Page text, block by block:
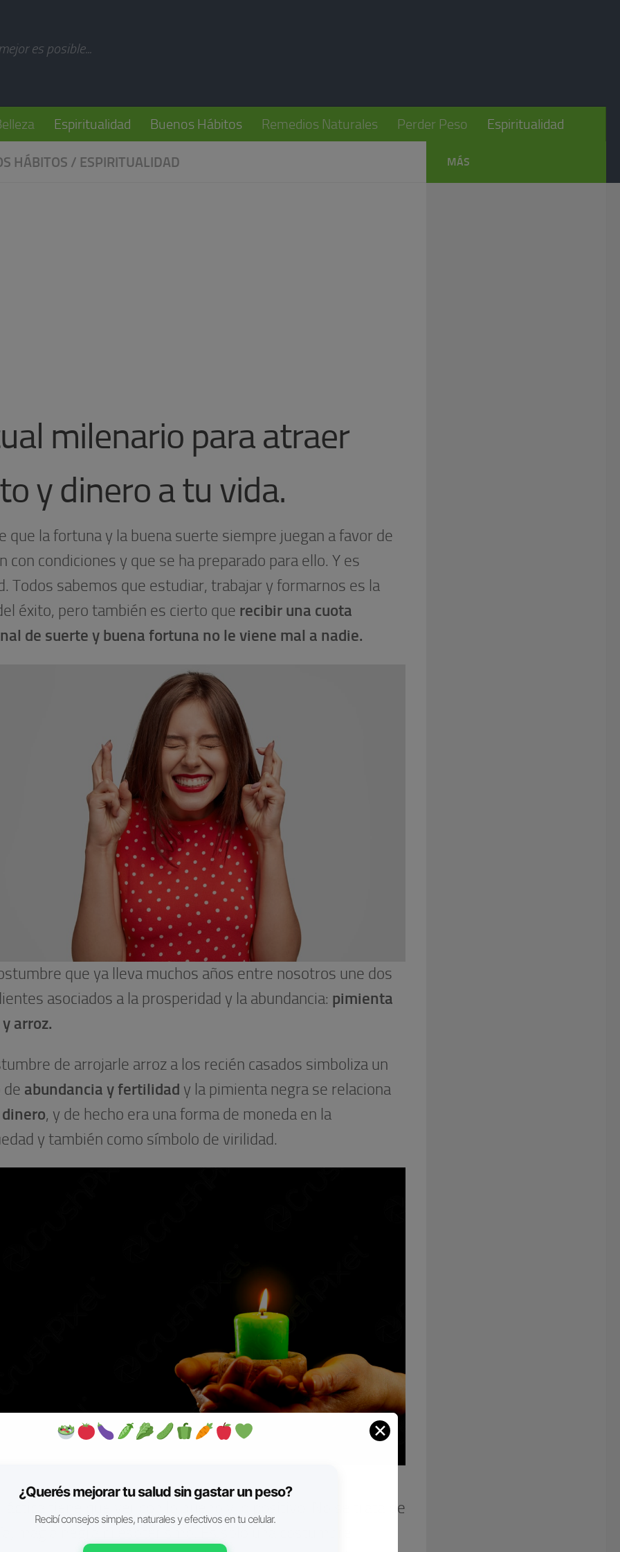
es posible...
Espiritualidad Buenos Hábitos Remedios Naturales Perder Peso Espiritualidad
HÁBITOS / ESPIRITUALIDAD
milenario para atraer
y dinero a tu vida.
que la fortuna y la buena suerte siempre juegan a favor de
con condiciones y que se ha preparado para ello. Y es
Todos sabemos que estudiar, trabajar y formarnos es la
éxito, pero también es cierto que recibir una cuota
de suerte y buena fortuna no le viene mal a nadie.
que ya lleva muchos años entre nosotros une dos
asociados a la prosperidad y la abundancia: pimienta
arroz.
de arrojarle arroz a los recién casados simboliza un
de abundancia y fertilidad y la pimienta negra se relaciona
dinero, y de hecho era una forma de moneda en la
y también como símbolo de virilidad.
tiene que ver con lo bueno y lo positivo. No se trata de
MÁS
✕
¿Querés mejorar tu salud sin gastar un peso?
Recibí consejos simples, naturales y efectivos en tu celular.